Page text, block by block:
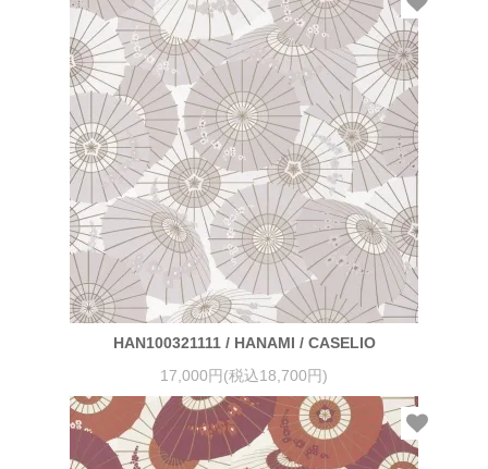
HAN100321111 / HANAMI / CASELIO
17,000円(税込18,700円)